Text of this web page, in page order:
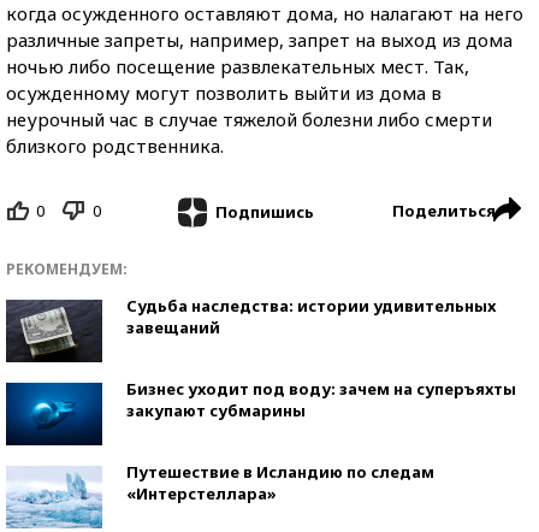
когда осужденного оставляют дома, но налагают на него
различные запреты, например, запрет на выход из дома
ночью либо посещение развлекательных мест. Так,
осужденному могут позволить выйти из дома в
неурочный час в случае тяжелой болезни либо смерти
близкого родственника.
0 0 Подпишись Поделиться
РЕКОМЕНДУЕМ:
Судьба наследства: истории удивительных
завещаний
Бизнес уходит под воду: зачем на суперъяхты
закупают субмарины
Путешествие в Исландию по следам
«Интерстеллара»